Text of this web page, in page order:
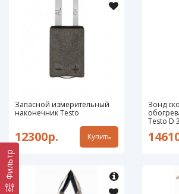
Фильтр
Запасной измерительный
наконечник Testo
12300р. Купить
Зонд
Testo D